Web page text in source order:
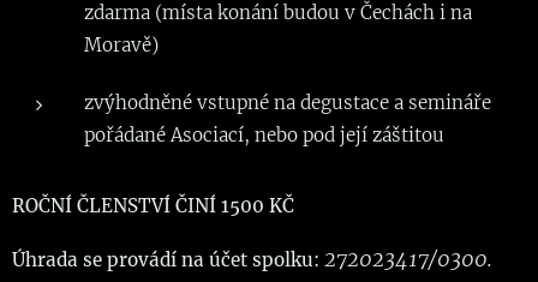
zdarma (místa konání budou v Čechách i na
Moravě)
zvýhodněné vstupné na degustace a semináře
pořádané Asociací, nebo pod její záštitou
ROČNÍ ČLENSTVÍ ČINÍ 1500 KČ
Úhrada se provádí na účet spolku: 272023417/0300.